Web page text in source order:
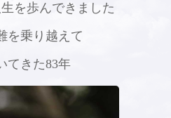
を歩んできました
を乗り越えて
てきた83年